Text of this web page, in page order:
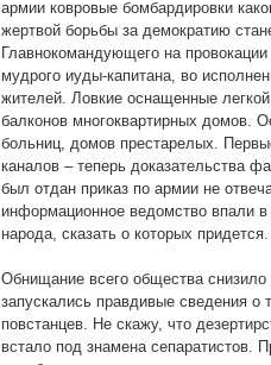
армии ковровые бомбардировки
жертвой борьбы за демократию
Главнокомандующего на
мудрого иуды-капитана, во
жителей. Ловкие оснащенные
балконов многоквартирных домов.
больниц, домов престарелых.
каналов – теперь доказательства
был отдан приказ по армии не
информационное ведомство впали
народа, сказать о которых придется.
Обнищание всего общества
запускались правдивые сведения
повстанцев. Не скажу, что
встало под знамена сепаратистов.